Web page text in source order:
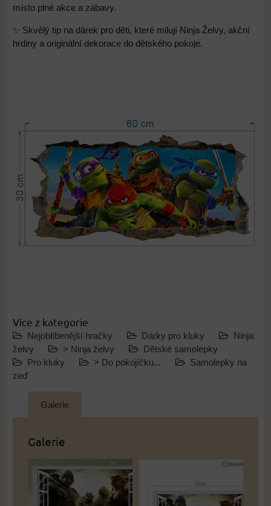
místo plné akce a zábavy.
✨ Skvělý tip na dárek pro děti, které milují Ninja Želvy, akční
hrdiny a originální dekorace do dětského pokoje.
Více z kategorie
Nejoblíbenější hračky Dárky pro kluky
Ninja
želvy
> Ninja želvy
Dětské samolepky
Pro kluky
> Do pokojíčku...
Samolepky na
zeď
Galerie
Galerie